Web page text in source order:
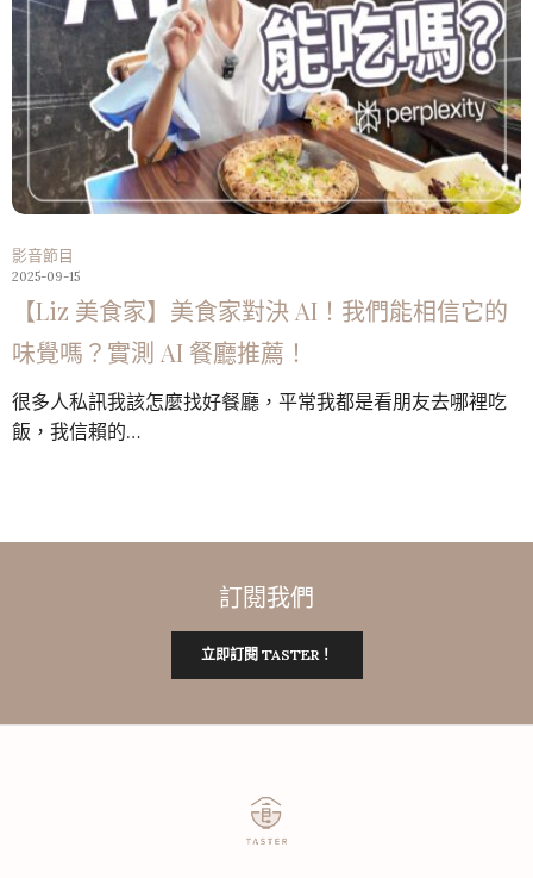
影音節目
2025-09-15
【Liz 美食家】美食家對決 AI！我們能相信它的
味覺嗎？實測 AI 餐廳推薦！
很多人私訊我該怎麼找好餐廳，平常我都是看朋友去哪裡吃
飯，我信賴的…
訂閱我們
立即訂閱 TASTER！